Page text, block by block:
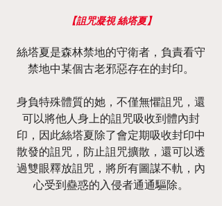
【詛咒凝視 絲塔夏】
絲塔夏是森林禁地的守衛者，負責看守
禁地中某個古老邪惡存在的封印。
身負特殊體質的她，不僅無懼詛咒，還
可以將他人身上的詛咒吸收到體內封
印，因此絲塔夏除了會定期吸收封印中
散發的詛咒，防止詛咒擴散，還可以透
過雙眼釋放詛咒，將所有圖謀不軌，內
心受到蠱惑的入侵者通通驅除。